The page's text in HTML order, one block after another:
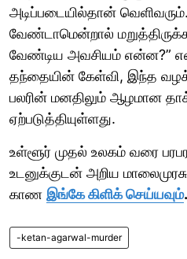
அடிப்படையில்தான்
வேண்டாமென்றால்
வேண்டிய அவசியம் என்ன?”
தந்தையின் கேள்வி, இந்த
பலரின் மனதிலும் ஆழமான
ஏற்படுத்தியுள்ளது.
உள்ளூர் முதல் உலகம் வரை
உடனுக்குடன் அறிய
காண இங்கே கிளிக் செய்யவும்.
-ketan-agarwal-murder